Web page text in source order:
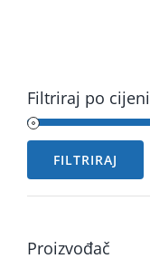
Filtriraj po cijeni
cijena
Maks
cijena
FILTRIRAJ
Proizvođač